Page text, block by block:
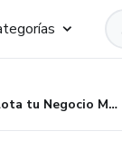
Explota tu Negocio Multinivel - Acceso VIP